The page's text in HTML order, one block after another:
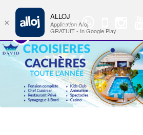
Groupe
WhatsApp
×
ALLOJ
Application Alloj
GRATUIT - In Google Play